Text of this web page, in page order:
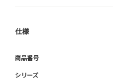
仕様
商品番号
シリーズ